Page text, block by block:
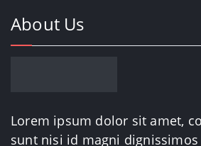
About Us
Lorem ipsum dolor sit amet,
sunt nisi id magni